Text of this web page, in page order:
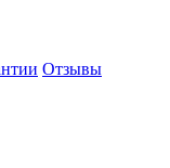
Отзывы